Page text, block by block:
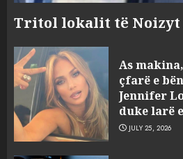
Tritol lokalit të Noizyt
As
çfarë e
Jennifer
duke larë
JULY 25, 2026
3
Sherr në
burgosur
spital!
AUGUST 8, 2026